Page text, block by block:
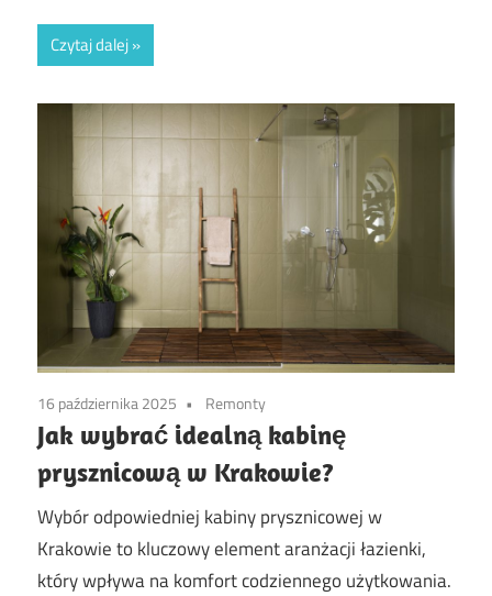
Czytaj dalej
16 października 2025 Remonty
Jak wybrać idealną kabinę
prysznicową w Krakowie?
Wybór odpowiedniej kabiny prysznicowej w
Krakowie to kluczowy element aranżacji łazienki,
który wpływa na komfort codziennego użytkowania.